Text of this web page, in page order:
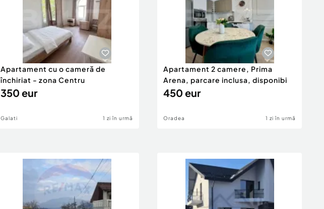
Apartament cu o cameră de
închiriat - zona Centru
350 eur
Galati 1 zi în urmă
Apartament 2 camere, Prima
Arena, parcare inclusa, disponibi
450 eur
Oradea 1 zi în urmă